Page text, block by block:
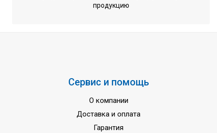
продукцию
Сервис и помощь
О компании
Доставка и оплата
Гарантия